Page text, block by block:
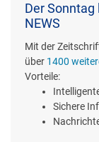
Der
NEWS
Mit der
über 1400
Vorteile:
Sichere